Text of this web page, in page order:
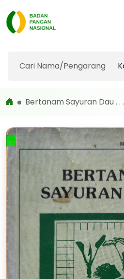
Bertanam Sayuran Dau . . .